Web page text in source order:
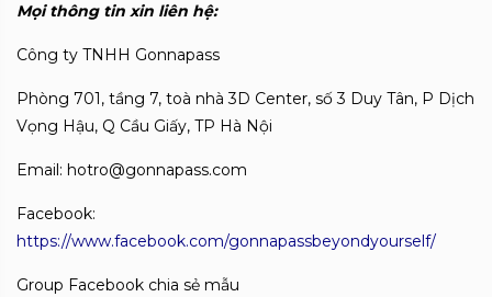
Mọi thông tin xin liên hệ:
Công ty TNHH Gonnapass
Phòng 701, tầng 7, toà nhà 3D Center, số 3 Duy Tân, P Dịch
Vọng Hậu, Q Cầu Giấy, TP Hà Nội
Email: hotro@gonnapass.com
Facebook:
https://www.facebook.com/gonnapassbeyondyourself/
Group Facebook chia sẻ mẫu